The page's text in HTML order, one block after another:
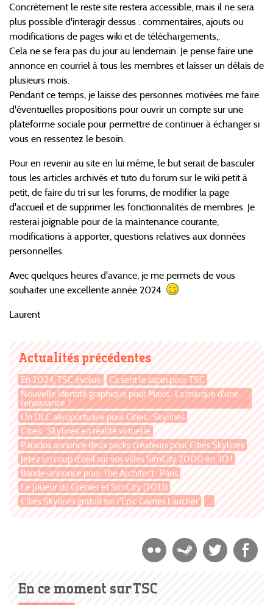
Concrètement le reste site restera accessible, mais il ne sera
plus possible d'interagir dessus : commentaires, ajouts ou
modifications de pages wiki et de téléchargements,.
Cela ne se fera pas du jour au lendemain. Je pense faire une
annonce en courriel à tous les membres et laisser un délais de
plusieurs mois.
Pendant ce temps, je laisse des personnes motivées me faire
d'éventuelles propositions pour ouvrir un compte sur une
plateforme sociale pour permettre de continuer à échanger si
vous en ressentez le besoin.
Pour en revenir au site en lui même, le but serait de basculer
tous les articles archivés et tuto du forum sur le wiki petit à
petit, de faire du tri sur les forums, de modifier la page
d'accueil et de supprimer les fonctionnalités de membres. Je
resterai joignable pour de la maintenance courante,
modifications à apporter, questions relatives aux données
personnelles.
Avec quelques heures d'avance, je me permets de vous
souhaiter une excellente année 2024
Laurent
Actualités précédentes
En 2024, TSC évolue
Ça sent le sapin pour TSC
Nouvelle identité graphique pour Maxis : La marque d'une
renaissance ?
Un DLC aéroportuaire pour Cities : Skylines
Cities : Skylines en réalité virtuelle
Paradox annonce deux packs créateurs pour Cities:Skylines
Jetez un coup d'oeil sur vos villes SimCity 2000 en 3D !
Bande-annonce pour The Architect : Paris
Le Joueur du Grenier et SimCity (2013)
Cities:Skylines gratuit sur l'Epic Games Laucher
...
En ce moment sur TSC